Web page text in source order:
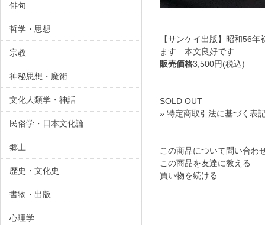
【サンケイ出版】昭和56
ます 本文良好です
販売価格3,500円(税込)
SOLD OUT
» 特定商取引法に基づく表
この商品について問い合わ
この商品を友達に教える
買い物を続ける
俳句
哲学・思想
宗教
神秘思想・魔術
文化人類学・神話
民俗学・日本文化論
郷土
歴史・文化史
書物・出版
心理学